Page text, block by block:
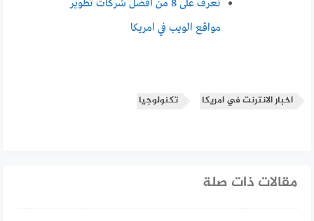
تعرف على 8 من أفضل شركات تطوير
مواقع الويب في امريكا
اخبار الانترنت في امريكا تكنولوجيا
مقالات ذات صلة